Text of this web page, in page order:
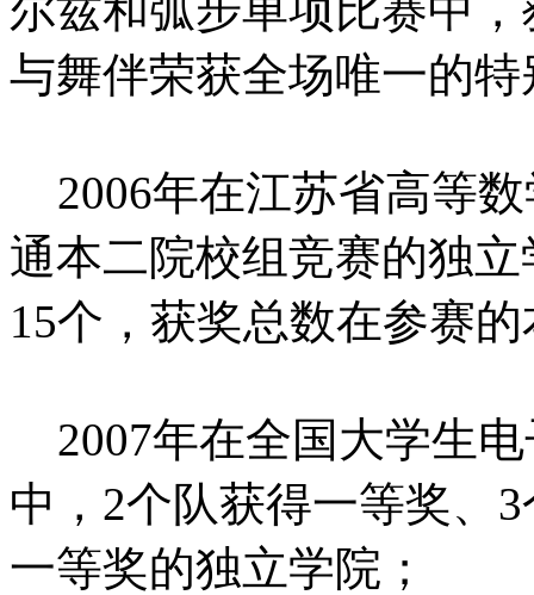
与舞伴荣获全场唯一的
2006年在江苏省高等
通本二院校组竞赛的独
15个，获奖总数在参赛
2007年在全国大学生
中，2个队获得一等奖、
一等奖的独立学院；